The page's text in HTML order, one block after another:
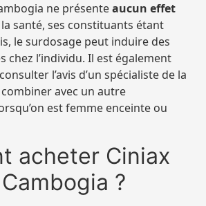
ne présenteaucun effet
santé, ses constituants étant
le surdosage peut induire des
chez l’individu. Il est également
l’avis d’un spécialiste de la
avec un autre
est femme enceinte ou
acheter Ciniax
?